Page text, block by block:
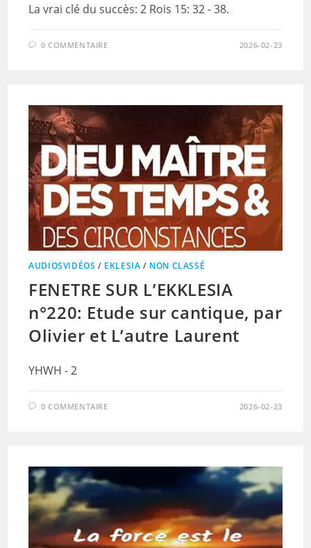
La vrai clé du succès: 2 Rois 15: 32 - 38.
0 COMMENTAIRE 2026-02-23
AUDIOSVIDÉOS / EKLESIA / NON CLASSÉ
FENETRE SUR L’EKKLESIA
n°220: Etude sur cantique, par
Olivier et L’autre Laurent
YHWH - 2
0 COMMENTAIRE 2026-02-23